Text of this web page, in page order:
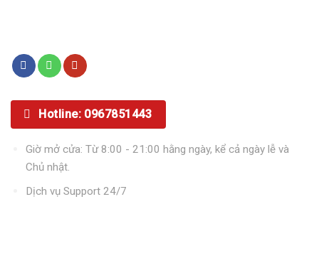
Hotline: 0967851443
Giờ mở cửa: Từ 8:00 - 21:00 hằng ngày, kể cả ngày lễ và
Chủ nhật.
Dịch vụ Support 24/7